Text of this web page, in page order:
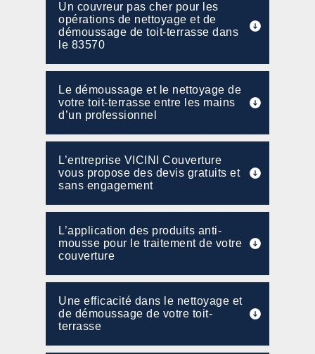
Un couvreur pas cher pour les
opérations de nettoyage et de
démoussage de toit-terrasse dans
le 83570
Le démoussage et le nettoyage de
votre toit-terrasse entre les mains
d’un professionnel
L’entreprise VICINI Couverture
vous propose des devis gratuits et
sans engagement
L’application des produits anti-
mousse pour le traitement de votre
couverture
Une efficacité dans le nettoyage et
de démoussage de votre toit-
terrasse